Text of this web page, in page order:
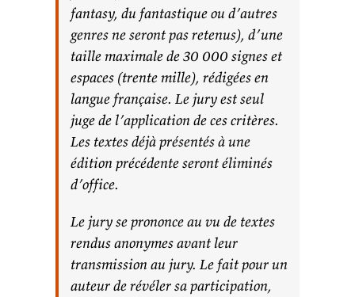
fantasy, du fantastique ou d’autres
genres ne seront pas retenus), d’une
taille maximale de 30 000 signes et
espaces (trente mille), rédigées en
langue française. Le jury est seul
juge de l’application de ces critères.
Les textes déjà présentés à une
édition précédente seront éliminés
d’office.
Le jury se prononce au vu de textes
rendus anonymes avant leur
transmission au jury. Le fait pour un
auteur de révéler sa participation,